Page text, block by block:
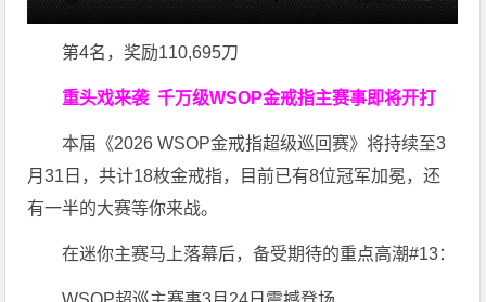
第4名，奖励110,695刀
重头戏来袭千万级WSOP金戒指主赛事即将开打
本届《2026 WSOP金戒指超级巡回赛》将持续至3
月31日，共计18枚金戒指，目前已有8位冠军加冕，还
有一半的大赛等你来战。
在迷你主赛马上落幕后，备受期待的重点高潮#13：